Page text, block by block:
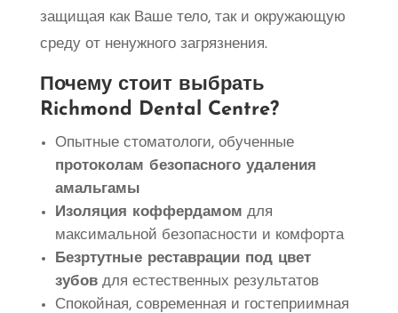
защищая как Ваше тело, так и окружающую
среду от ненужного загрязнения.
Почему стоит выбрать
Richmond Dental Centre?
Опытные стоматологи, обученные
протоколам безопасного удаления
амальгамы
Изоляция коффердамом для
максимальной безопасности и комфорта
Безртутные реставрации под цвет
зубовдля естественных результатов
Спокойная, современная и гостеприимная